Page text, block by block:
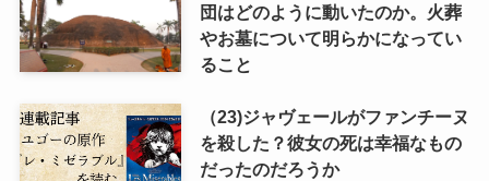
団はどのように動いたのか。火葬
やお墓について明らかになってい
ること
（23)ジャヴェールがファンチーヌ
を殺した？彼女の死は幸福なもの
だったのだろうか